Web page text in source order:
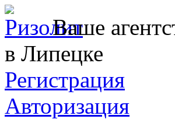
Ваше
в Липецке
Регистрация
Авторизация